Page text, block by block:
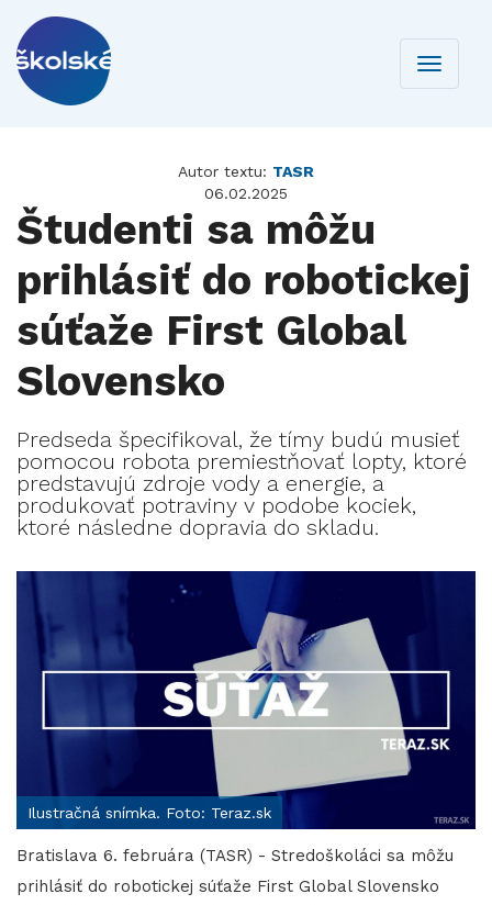
Toggle
Autor textu: TASR
06.02.2025
Študenti sa môžu
prihlásiť do robotickej
súťaže First Global
Slovensko
Predseda špecifikoval, že tímy budú musieť
pomocou robota premiestňovať lopty, ktoré
predstavujú zdroje vody a energie, a
produkovať potraviny v podobe kociek,
ktoré následne dopravia do skladu.
Ilustračná snímka. Foto: Teraz.sk
Bratislava 6. februára (TASR) - Stredoškoláci sa môžu
prihlásiť do robotickej súťaže First Global Slovensko